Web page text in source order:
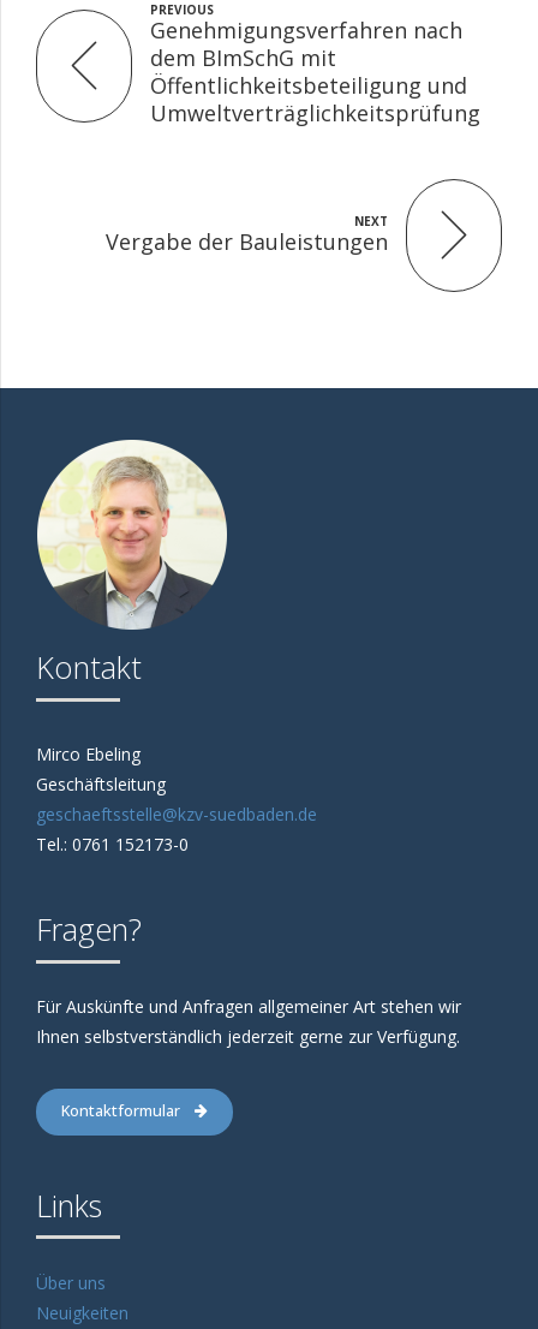
PREVIOUS
Genehmigungsverfahren nach
dem BImSchG mit
Öffentlichkeitsbeteiligung und
Umweltverträglichkeitsprüfung
NEXT
Vergabe der Bauleistungen
Kontakt
Mirco Ebeling
Geschäftsleitung
geschaeftsstelle@kzv-suedbaden.de
Tel.: 0761 152173-0
Fragen?
Für Auskünfte und Anfragen allgemeiner Art stehen wir
Ihnen selbstverständlich jederzeit gerne zur Verfügung.
Kontaktformular
Links
Über uns
Neuigkeiten